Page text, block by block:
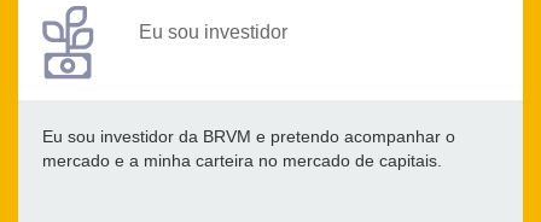
Eu sou investidor
Eu sou investidor da BRVM e pretendo acompanhar o
mercado e a minha carteira no mercado de capitais.